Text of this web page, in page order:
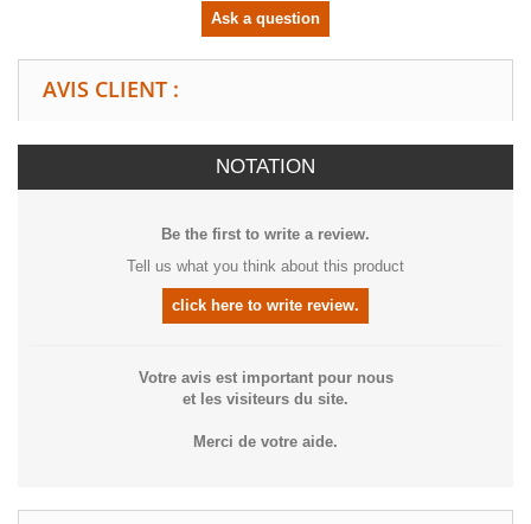
Ask a question
AVIS CLIENT :
NOTATION
Be the first to write a review.
Tell us what you think about this product
click here to write review.
Votre avis est important pour nous
et les visiteurs du site.
Merci de votre aide.